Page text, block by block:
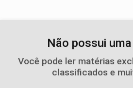
Não possui
Você pode ler matérias
classificados e